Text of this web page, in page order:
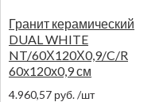
Гранит керамический
DUAL WHITE
NT/60Х120Х0,9/C/R
60х120х0,9 см
4.960,57 руб./шт